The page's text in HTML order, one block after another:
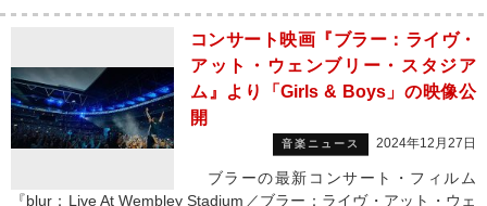
コンサート映画『ブラー：ライヴ・
アット・ウェンブリー・スタジア
ム』より「Girls & Boys」の映像公
開
音楽ニュース 2024年12月27日
ブラーの最新コンサート・フィルム
『blur：Live At Wembley Stadium／ブラー：ライヴ・アット・ウェ